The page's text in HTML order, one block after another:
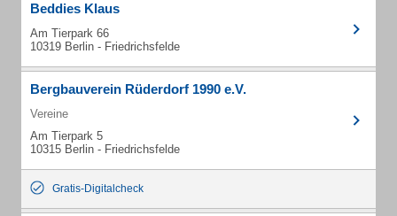
Beddies Klaus
Am Tierpark 66
10319 Berlin - Friedrichsfelde
Bergbauverein Rüderdorf 1990 e.V.
Vereine
Am Tierpark 5
10315 Berlin - Friedrichsfelde
Gratis-Digitalcheck